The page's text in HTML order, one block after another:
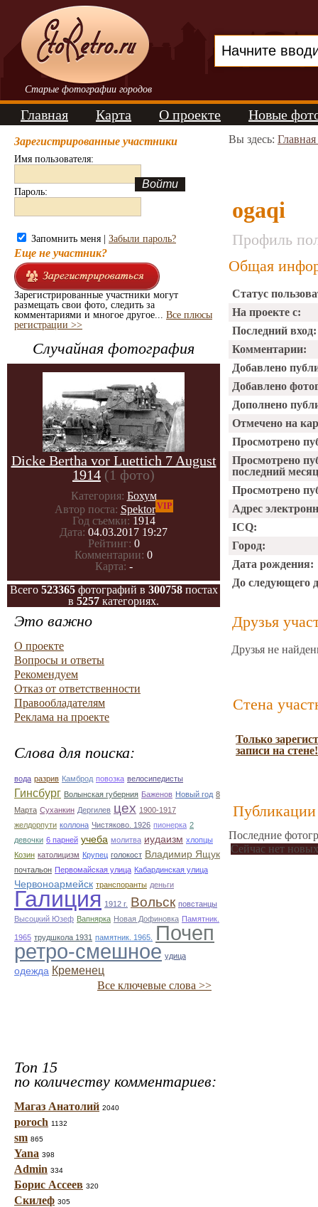
Старые фотографии городов
Главная Карта О проекте Новые
Зарегистрированные участники
Имя пользователя:
Пароль:
Запомнить меня | Забыли пароль?
Еще не участник?
Зарегистрированные участники могут
размещать свои фото, следить за
комментариями и многое другое... Все плюсы
регистрации >>
Случайная фотография
Dicke Bertha vor Luettich 7 August
1914 (1 фото)
Категория: Бохум
Автор поста: SpektorVIP
Год съемки: 1914
Дата: 04.03.2017 19:27
Рейтинг: 0
Комментарии: 0
Карта: -
Всего 523365фотографий в 300758постах
в 5257 категориях.
Это важно
О проекте
Вопросы и ответы
Рекомендуем
Отказ от ответственности
Правообладателям
Реклама на проекте
Слова для поиска:
вода разрив Камброд повозка велосипедисты
Гинсбург Волынская губерния Баженов Новый год 8
Марта Суханкин Дергилев цех 1900-1917
желдорпути коллона Чистяково. 1926 пионерка 2
девочки 6 парней учеба молитва иудаизм хлопцы
Козин католицизм Крупец голокост Владимир Ящук
почтальон Первомайская улица Кабардинская улица
Червоноармейск транспоранты деньги
Галиция 1912 г. Вольск повстанцы
Высоцкий Юзеф Вапнярка Новая Дофиновка Памятник.
1965 трудшкола 1931 памятник. 1965. Почеп
ретро-смешное удица
одежда Кременец
Все ключевые слова >>
Топ 15
по количеству комментариев:
Магаз Анатолий 2040
poroch 1132
sm 865
Yana 398
Admin 334
Борис Ассеев 320
Скилеф 305
Вы здесь:
ogaqi
Профиль
Общая
Статус
На проекте с:
Последний вход:
Комментарии:
Добавлено
Добавлено
Дополнено
Отмечено на
Просмотрено
Просмотрено
последний
Просмотрено
Адрес
ICQ:
Город:
Дата рождения:
До следующего
Друзья
Друзья не
Стена
Только
записи на стене!
Публикации
Последние
Сейчас нет